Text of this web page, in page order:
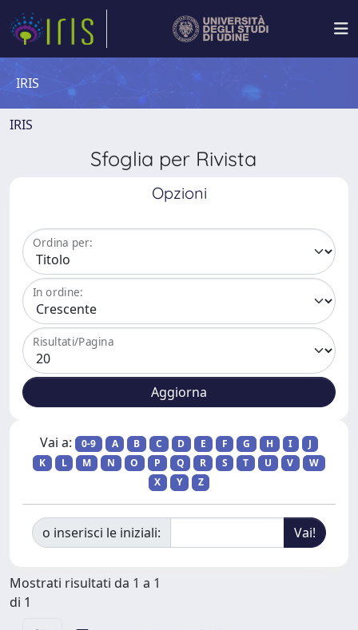
IRIS
IRIS
Sfoglia per Rivista
Opzioni
Ordina per:
In ordine:
Risultati/Pagina
Vai a: 0-9 A B C D E F G H I
J
K
L M N O P Q R S T U V
W
X
Y Z
o inserisci le iniziali:
Mostrati risultati da 1 a 1
di 1